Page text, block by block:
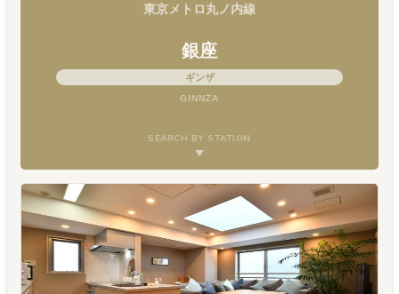
東京メトロ丸ノ内線
銀座
ギンザ
GINNZA
SEARCH BY STATION